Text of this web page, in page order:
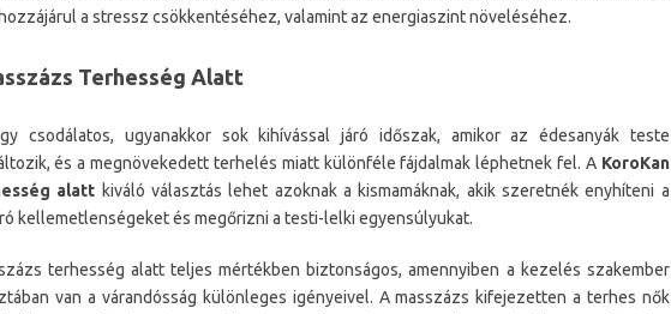
a stressz csökkentéséhez, valamint az energiaszint növeléséhez.
Terhesség Alatt
csodálatos, ugyanakkor sok kihívással járó időszak, amikor az édesanyák teste
és a megnövekedett terhelés miatt különféle fájdalmak léphetnek fel. A KoroKan
alatt kiváló választás lehet azoknak a kismamáknak, akik szeretnék enyhíteni a
kellemetlenségeket és megőrizni a testi-lelki egyensúlyukat.
terhesség alatt teljes mértékben biztonságos, amennyiben a kezelés szakember
van a várandósság különleges igényeivel. A masszázs kifejezetten a terhes nők